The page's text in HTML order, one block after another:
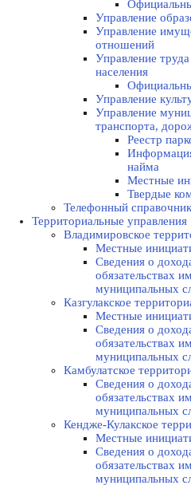
Управление
Управление
отношений
Управление
населения
Управление
Управление
транспорта,
Реестр
найма
Местные
Твердые
Телефонный справочник
Территориальные управления
Владимировское
Местные
Сведения о
обязательствах
муниципальных
Казгулакское
Местные
Сведения о
обязательствах
муниципальных
Камбулатское
Сведения о
обязательствах
муниципальных
Кендже-Кулакское
Местные
Сведения о
обязательствах
муниципальных